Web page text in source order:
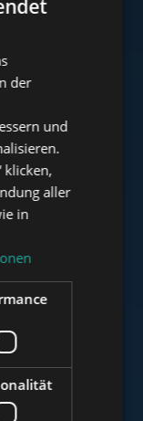
FRENCH
ITALIAN
SPANISH
RUSSIAN
der
und
klicken,
aller
in